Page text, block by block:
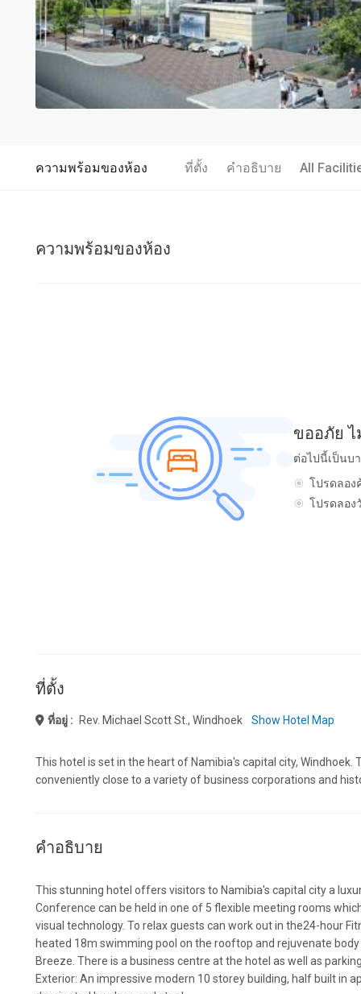
ความพร้อมของห้อง ที่ตั้ง คำอธิบาย All
ความพร้อมของห้อง
ขออภัย
ต่อไปนี้เป็นบ
โปรดลอง
โปรดลอง
ที่ตั้ง
ที่อยู่ : Rev. Michael Scott St., Windhoek Show Hotel Map
This hotel is set in the heart of Namibia's capital city,
conveniently close to a variety of business corporations and
คำอธิบาย
This stunning hotel offers visitors to Namibia's capital city a
Conference can be held in one of 5 flexible meeting rooms
visual technology. To relax guests can work out in the24-hour
heated 18m swimming pool on the rooftop and rejuvenate
Breeze. There is a business centre at the hotel as well as
Exterior: An impressive modern 10 storey building, half built in